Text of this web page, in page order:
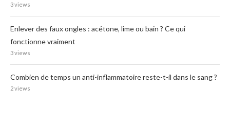
3 views
Enlever des faux ongles : acétone, lime ou bain ? Ce qui
fonctionne vraiment
3 views
Combien de temps un anti-inflammatoire reste-t-il dans le sang ?
2 views